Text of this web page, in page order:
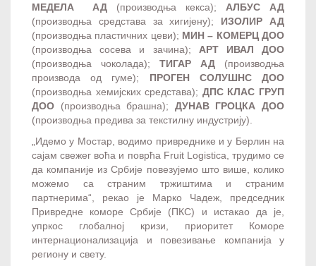
МЕДЕЛА АД (производња кекса); АЛБУС АД
(производња средстава за хигијену); ИЗОЛИР АД
(производња пластичних цеви); МИН – КОМЕРЦ ДОО
(производња сосева и зачина); АРТ ИВАЛ ДОО
(производња чоколада); ТИГАР АД (производња
производа од гуме); ПРОГЕН СОЛУШНС ДОО
(производња хемијских средстава); ДПС КЛАС ГРУП
ДОО (производња брашна); ДУНАВ ГРОЦКА ДОО
(производња предива за текстилну индустрију).
„Идемо у Мостар, водимо привреднике и у Берлин на
сајам свежег воћа и поврћа Fruit Logistica, трудимо се
да компаније из Србије повезујемо што више, колико
можемо са страним тржиштима и страним
партнерима“, рекао је Марко Чадеж, председник
Привредне коморе Србије (ПКС) и истакао да је,
упркос глобалној кризи, приоритет Коморе
интернационализација и повезивање компанија у
региону и свету.